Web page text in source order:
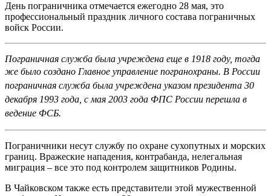
День пограничника отмечается ежегодно 28 мая, это
профессиональный праздник личного состава пограничных
войск России.
Пограничная служба была учреждена еще в 1918 году, тогда
же было создано Главное управление погранохраны. В России
пограничная служба была учреждена указом президента 30
декабря 1993 года, с мая 2003 года ФПС России перешла в
ведение ФСБ.
Пограничники несут службу по охране сухопутных и морских
границ. Вражеские нападения, контрабанда, нелегальная
миграция – все это под контролем защитников Родины.
В Чайковском также есть представители этой мужественной